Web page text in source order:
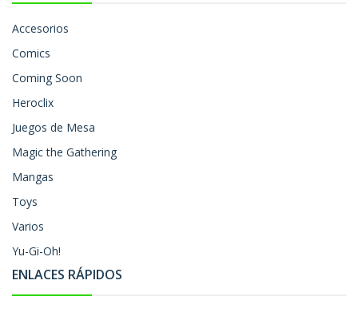
Accesorios
Comics
Coming Soon
Heroclix
Juegos de Mesa
Magic the Gathering
Mangas
Toys
Varios
Yu-Gi-Oh!
ENLACES RÁPIDOS